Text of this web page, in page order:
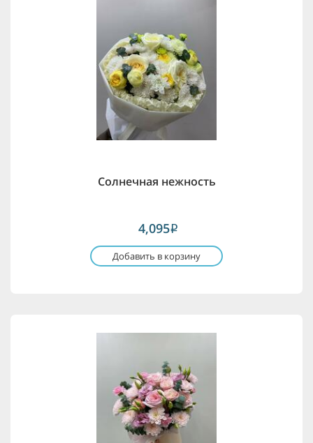
Солнечная нежность
4,095i
Добавить в корзину